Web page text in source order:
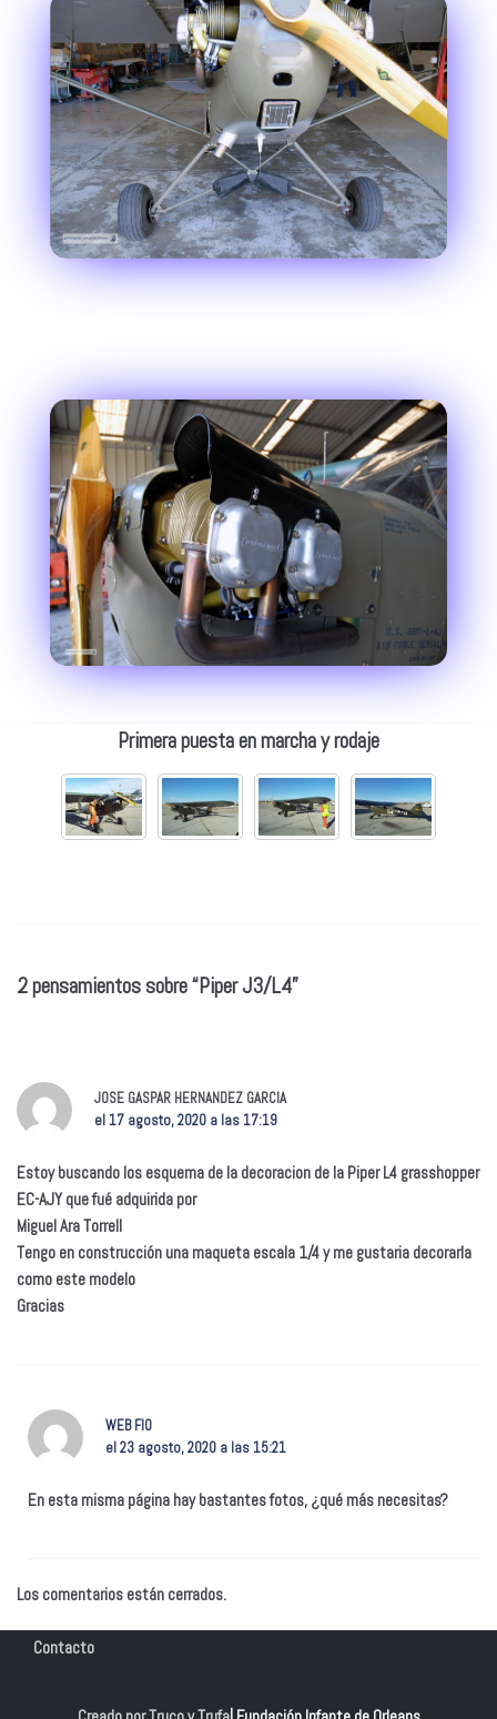
Primera puesta en marcha y rodaje
2 pensamientos sobre “Piper J3/L4”
JOSE GASPAR HERNANDEZ GARCIA
el 17 agosto, 2020 a las 17:19
Estoy buscando los esquema de la decoracion de la Piper L4 grasshopper
EC-AJY que fué adquirida por
Miguel Ara Torrell
Tengo en construcción una maqueta escala 1/4 y me gustaria decorarla
como este modelo
Gracias
WEB FIO
el 23 agosto, 2020 a las 15:21
En esta misma página hay bastantes fotos, ¿qué más necesitas?
Los comentarios están cerrados.
Contacto